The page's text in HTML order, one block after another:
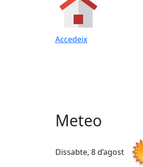
Accedeix
Meteo
Dissabte, 8 d’agost